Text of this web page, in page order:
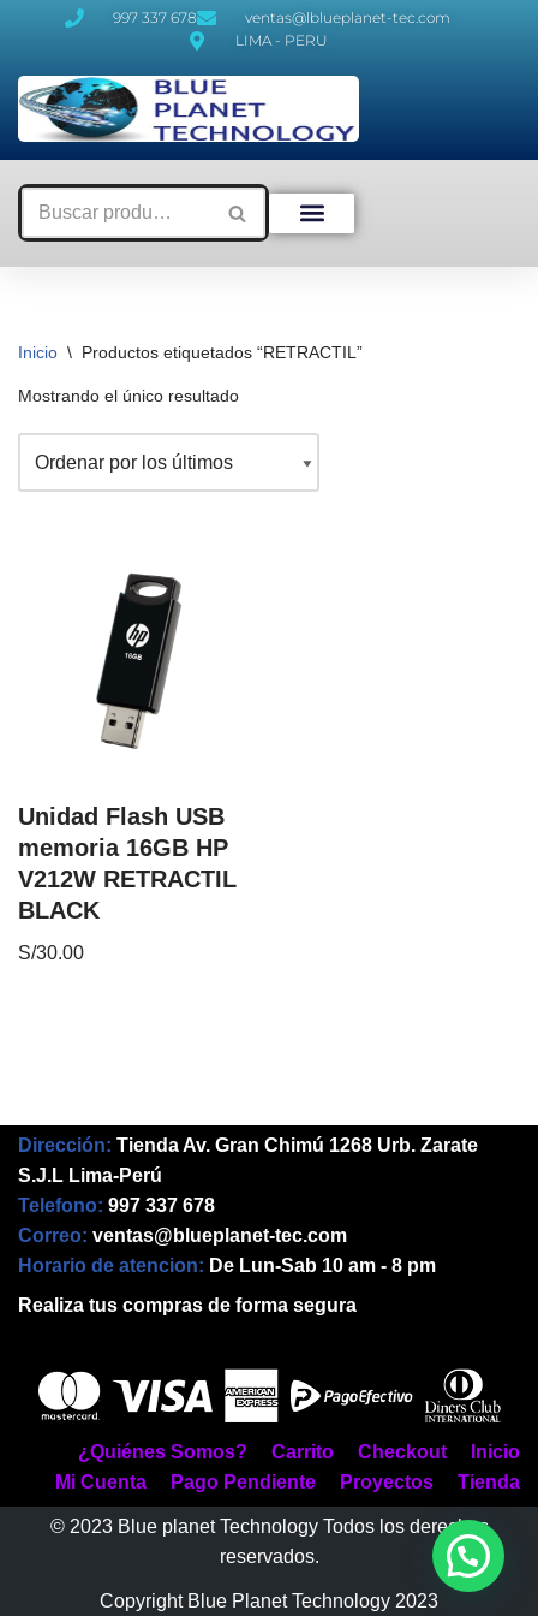
al
contenido
997 337 678
ventas@lblueplanet-tec.com
LIMA - PERU
Inicio \ Productos etiquetados “RETRACTIL”
Mostrando el único resultado
Unidad Flash USB
memoria 16GB HP
V212W RETRACTIL
BLACK
S/30.00
Dirección: Tienda Av. Gran Chimú 1268 Urb. Zarate
S.J.L Lima-Perú
Telefono: 997 337 678
Correo: ventas@blueplanet-tec.com
Horario de atencion: De Lun-Sab 10 am - 8 pm
Realiza tus compras de forma segura
¿Quiénes Somos? Carrito Checkout
Inicio
Mi Cuenta
Pago Pendiente Proyectos Tienda
© 2023 Blue planet Technology Todos los derechos
reservados.
Copyright Blue Planet Technology 2023